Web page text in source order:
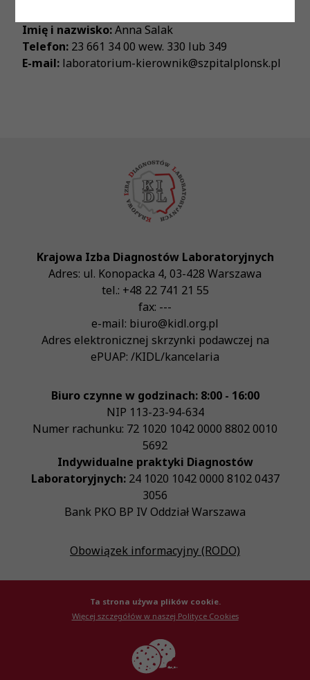
Imię i nazwisko:Anna Salak
Telefon: 23 661 34 00 wew. 330 lub 349
E-mail: laboratorium-kierownik@szpitalplonsk.pl
Krajowa Izba Diagnostów Laboratoryjnych
Adres: ul. Konopacka 4, 03-428 Warszawa
tel.: +48 22 741 21 55
fax: ---
e-mail: biuro@kidl.org.pl
Adres elektronicznej skrzynki podawczej na
ePUAP: /KIDL/kancelaria
Biuro czynne w godzinach: 8:00 - 16:00
NIP 113-23-94-634
Numer rachunku: 72 1020 1042 0000 8802 0010
5692
Indywidualne praktyki Diagnostów
Laboratoryjnych:24 1020 1042 0000 8102 0437
3056
Bank PKO BP IV Oddział Warszawa
Obowiązek informacyjny (RODO)
© Krajowa Izba Diagnostów Laboratoryjnych 2026
Ta strona używa plików cookie.
Więcej szczegółów w naszej Polityce Cookies